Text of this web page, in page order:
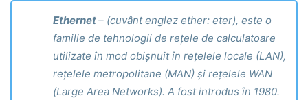
Ethernet– (cuvânt englez ether: eter), este o
familie de tehnologii de rețele de calculatoare
utilizate în mod obișnuit în rețelele locale (LAN),
rețelele metropolitane (MAN) și rețelele WAN
(Large Area Networks). A fost introdus în 1980.